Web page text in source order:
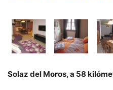
Solaz del Moros, a 58